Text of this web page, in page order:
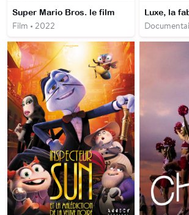
Super Mario Bros. le film
Film • 2022
Luxe, la